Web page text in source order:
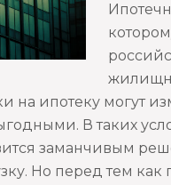
на ипотеку могут
В таких
заманчивым
Но перед тем